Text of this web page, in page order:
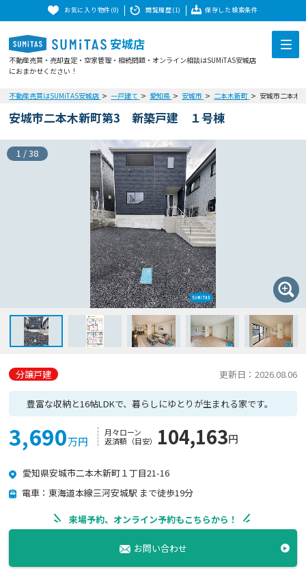
お気に入り物件(0) 閲覧履歴(1) 保存した検索条件
安城店
不動産売買・売却査定・空家管理・相続問題・オンライン相談はSUMiTAS安城店
におまかせください！
不動産売買はSUMiTAS安城店 一戸建て 愛知県 安城市 二本木新町 安城市二本木
安城市二本木新町第3 新築戸建 １号棟
1 /38
分譲戸建 更新日：2026.08.06
豊富な収納と16帖LDKで、暮らしにゆとりが生まれる家です。
3,690万円
月々ローン
返済額（目安）
104,163円
愛知県安城市二本木新町１丁目21-16
電車：東海道本線三河安城駅 まで徒歩19分
来場予約、オンライン予約もこちらから！
お問い合わせ